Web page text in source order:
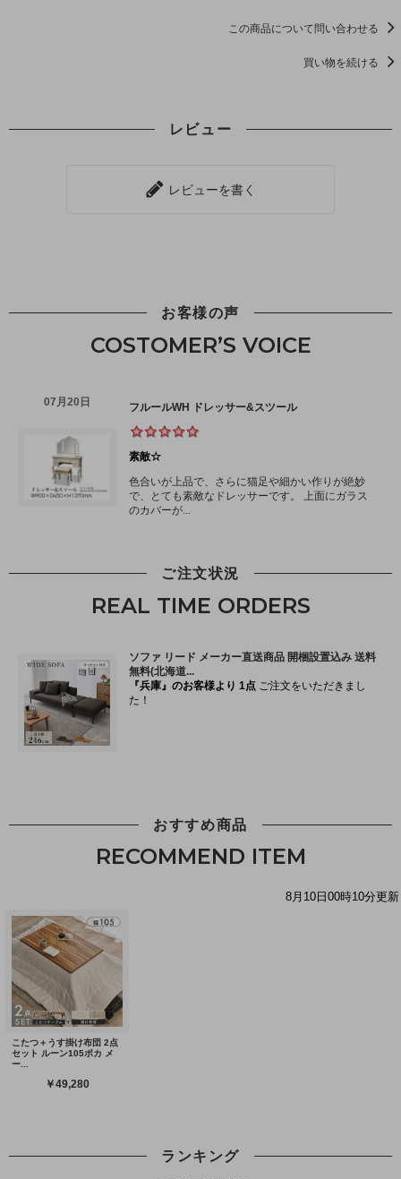
この商品について問い合わせる
買い物を続ける
レビュー
レビューを書く
お客様の声
COSTOMER’S VOICE
ご注文状況
REAL TIME ORDERS
おすすめ商品
RECOMMEND ITEM
ランキング